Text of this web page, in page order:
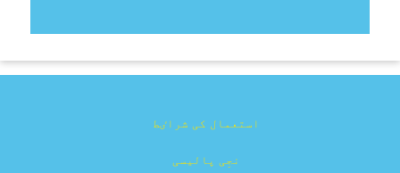
استعمال کی شراٸط
نجِی پالیسی